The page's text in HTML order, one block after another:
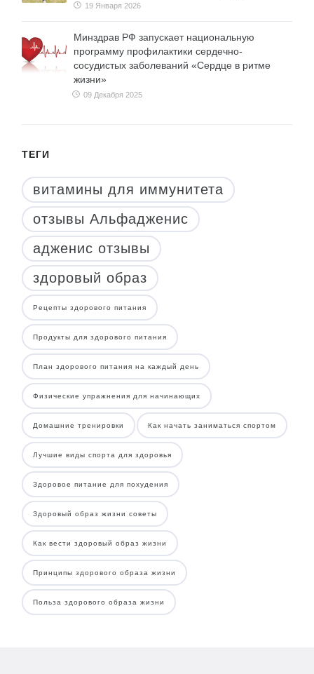
19 Января 2026
Минздрав РФ запускает национальную
программу профилактики сердечно-
сосудистых заболеваний «Сердце в ритме
жизни»
09 Декабря 2025
ТЕГИ
витамины для иммунитета
отзывы Альфадженис
адженис отзывы
здоровый образ
Рецепты здорового питания
Продукты для здорового питания
План здорового питания на каждый день
Физические упражнения для начинающих
Домашние тренировки Как начать заниматься спортом
Лучшие виды спорта для здоровья
Здоровое питание для похудения
Здоровый образ жизни советы
Как вести здоровый образ жизни
Принципы здорового образа жизни
Польза здорового образа жизни